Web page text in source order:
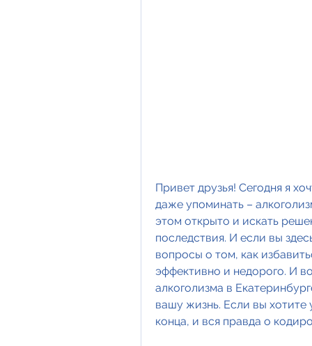
Привет друзья! Сегодня я
даже упоминать –
этом открыто и искать
последствия. И если вы
вопросы о том, как
эффективно и недорого. И
алкоголизма в
вашу жизнь. Если вы хотите
конца, и вся правда о